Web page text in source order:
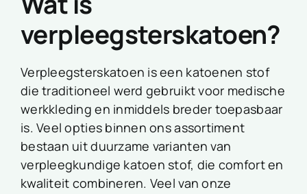
verpleegsterskatoen?
Verpleegsterskatoen is een katoenen stof
die traditioneel werd gebruikt voor medische
werkkleding en inmiddels breder toepasbaar
is. Veel opties binnen ons assortiment
bestaan uit duurzame varianten van
verpleegkundige katoen stof, die comfort en
kwaliteit combineren. Veel van onze